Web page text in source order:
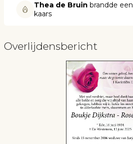
Thea de Bruin brandde een
kaars
Overlijdensbericht